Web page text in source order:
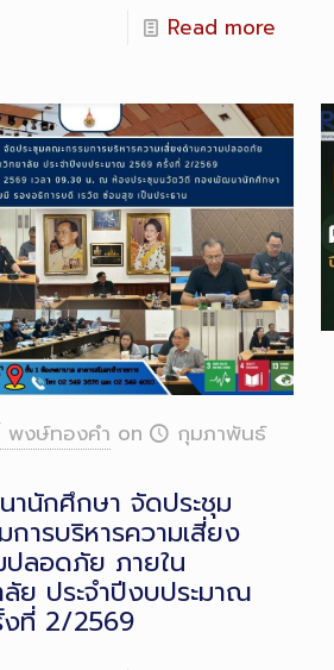
Read more
พงษ์ทองคำ on
กุมภาพันธ์
นักศึกษา จัดประชุม
ารบริหารความเสี่ยง
ปลอดภัย ภายใน
ย ประจำปีงบประมาณ
ที่ 2/2569